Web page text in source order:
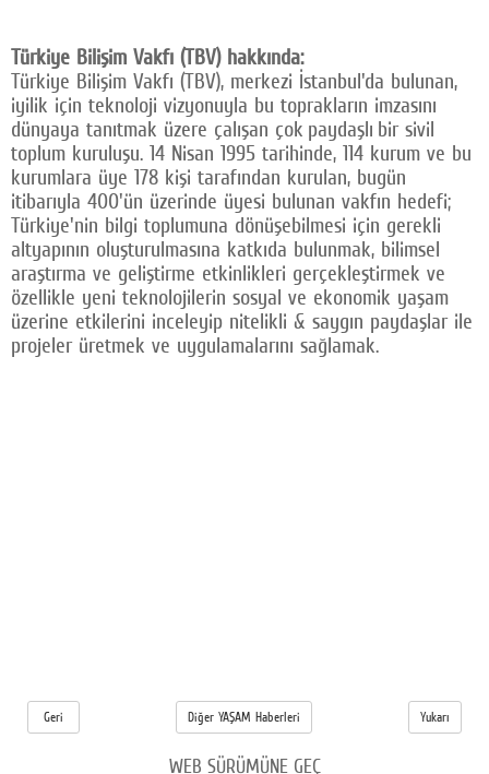
Türkiye Bilişim Vakfı (TBV) hakkında:
Türkiye Bilişim Vakfı (TBV), merkezi İstanbul'da bulunan,
iyilik için teknoloji vizyonuyla bu toprakların imzasını
dünyaya tanıtmak üzere çalışan çok paydaşlı bir sivil
toplum kuruluşu. 14 Nisan 1995 tarihinde, 114 kurum ve bu
kurumlara üye 178 kişi tarafından kurulan, bugün
itibarıyla 400'ün üzerinde üyesi bulunan vakfın hedefi;
Türkiye'nin bilgi toplumuna dönüşebilmesi için gerekli
altyapının oluşturulmasına katkıda bulunmak, bilimsel
araştırma ve geliştirme etkinlikleri gerçekleştirmek ve
özellikle yeni teknolojilerin sosyal ve ekonomik yaşam
üzerine etkilerini inceleyip nitelikli & saygın paydaşlar ile
projeler üretmek ve uygulamalarını sağlamak.
Geri Diğer YAŞAM Haberleri Yukarı
WEB SÜRÜMÜNE GEÇ